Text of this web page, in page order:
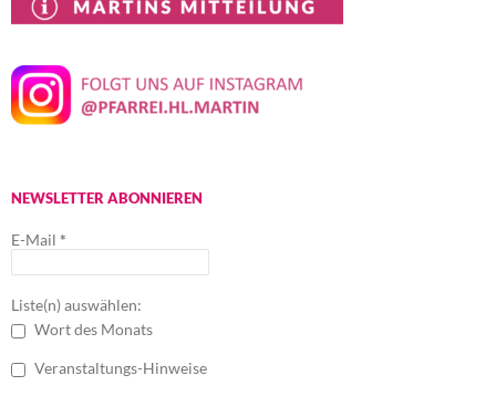
NEWSLETTER ABONNIEREN
E-Mail *
Liste(n) auswählen:
Wort des Monats
Veranstaltungs-Hinweise